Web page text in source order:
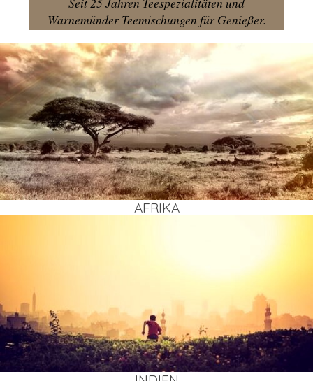
Warnemünder Teemischungen für Genießer.
AFRI­KA